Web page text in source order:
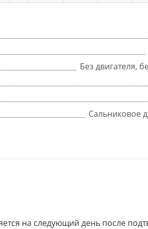
Без двигателя,
Сальниковое
на следующий день после